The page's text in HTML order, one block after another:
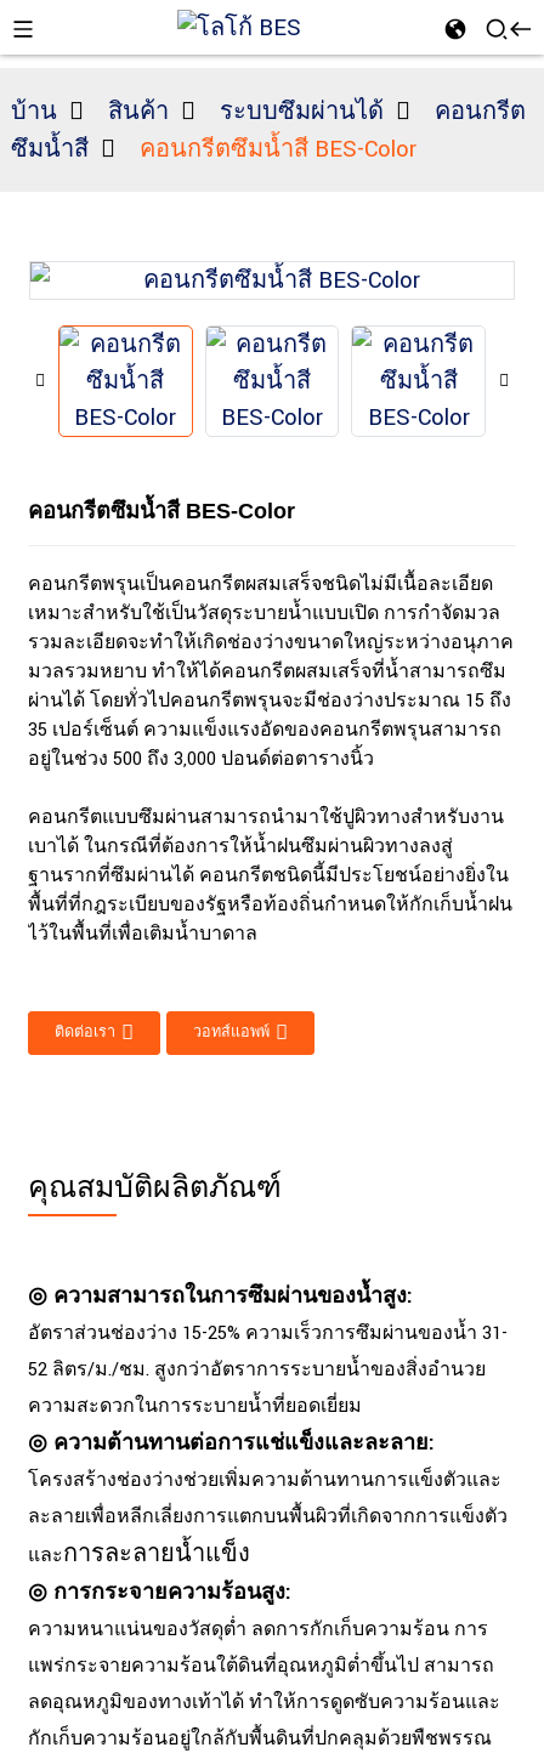
บ้าน สินค้า ระบบซึมผ่านได้
คอนกรีต
ซึมน้ำสี
คอนกรีตซึมน้ำสี BES-Color
คอนกรีตซึมน้ำสี BES-Color
คอนกรีตพรุนเป็นคอนกรีตผสมเสร็จชนิดไม่มีเนื้อละเอียด
เหมาะสำหรับใช้เป็นวัสดุระบายน้ำแบบเปิด การกำจัดมวล
รวมละเอียดจะทำให้เกิดช่องว่างขนาดใหญ่ระหว่างอนุภาค
มวลรวมหยาบ ทำให้ได้คอนกรีตผสมเสร็จที่น้ำสามารถซึม
ผ่านได้ โดยทั่วไปคอนกรีตพรุนจะมีช่องว่างประมาณ 15 ถึง
35 เปอร์เซ็นต์ ความแข็งแรงอัดของคอนกรีตพรุนสามารถ
อยู่ในช่วง 500 ถึง 3,000 ปอนด์ต่อตารางนิ้ว
คอนกรีตแบบซึมผ่านสามารถนำมาใช้ปูผิวทางสำหรับงาน
เบาได้ ในกรณีที่ต้องการให้น้ำฝนซึมผ่านผิวทางลงสู่
ฐานรากที่ซึมผ่านได้ คอนกรีตชนิดนี้มีประโยชน์อย่างยิ่งใน
พื้นที่ที่กฎระเบียบของรัฐหรือท้องถิ่นกำหนดให้กักเก็บน้ำฝน
ไว้ในพื้นที่เพื่อเติมน้ำบาดาล
ติดต่อเรา วอทส์แอพพ์
คุณสมบัติผลิตภัณฑ์
◎ ความสามารถในการซึมผ่านของน้ำสูง:
อัตราส่วนช่องว่าง 15-25% ความเร็วการซึมผ่านของน้ำ 31-
52 ลิตร/ม./ชม. สูงกว่าอัตราการระบายน้ำของสิ่งอำนวย
ความสะดวกในการระบายน้ำที่ยอดเยี่ยม
◎ ความต้านทานต่อการแช่แข็งและละลาย:
โครงสร้างช่องว่างช่วยเพิ่มความต้านทานการแข็งตัวและ
ละลายเพื่อหลีกเลี่ยงการแตกบนพื้นผิวที่เกิดจากการแข็งตัว
และการละลายน้ำแข็ง
◎ การกระจายความร้อนสูง:
ความหนาแน่นของวัสดุต่ำ ลดการกักเก็บความร้อน การ
แพร่กระจายความร้อนใต้ดินที่อุณหภูมิต่ำขึ้นไป สามารถ
ลดอุณหภูมิของทางเท้าได้ ทำให้การดูดซับความร้อนและ
กักเก็บความร้อนอยู่ใกล้กับพื้นดินที่ปกคลุมด้วยพืชพรรณ